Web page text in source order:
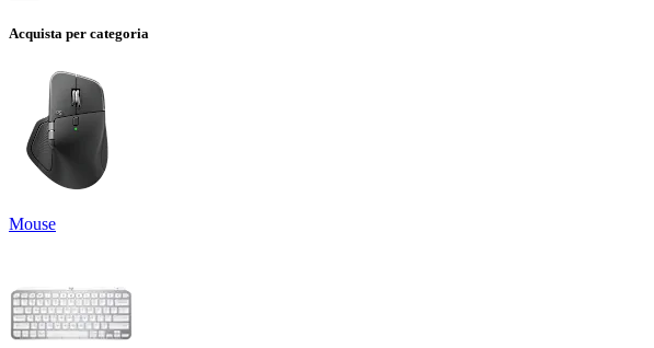
Acquista per categoria
Mouse